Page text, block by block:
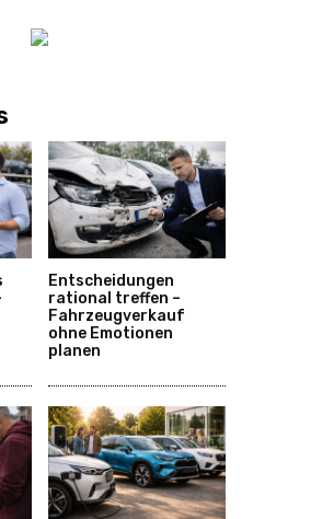
Entscheidungen
rational treffen –
Fahrzeugverkauf
ohne Emotionen
planen